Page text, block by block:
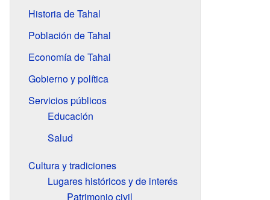
Historia de Tahal
Población de Tahal
Economía de Tahal
Gobierno y política
Servicios públicos
Educación
Salud
Cultura y tradiciones
Lugares históricos y de interés
Patrimonio civil